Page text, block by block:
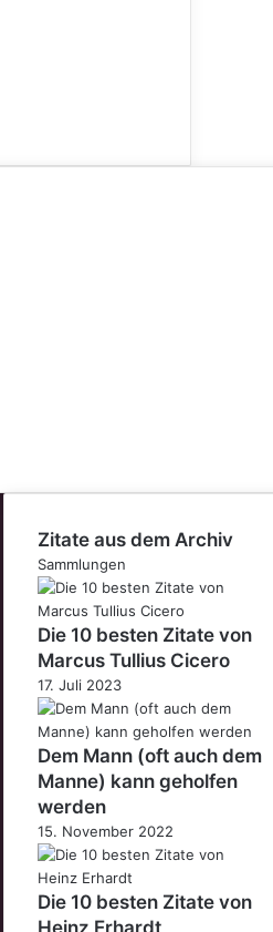
Zitate aus dem Archiv
Sammlungen
Die 10 besten Zitate von
Marcus Tullius Cicero
17. Juli 2023
Dem Mann (oft auch dem
Manne) kann geholfen
werden
15. November 2022
Die 10 besten Zitate von
Heinz Erhardt